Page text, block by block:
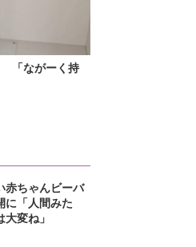
「ながーく持
赤ちゃんビーバ
「人間みた
変ね」